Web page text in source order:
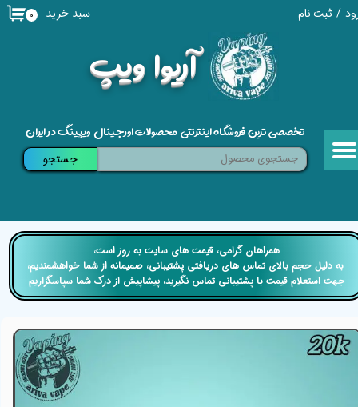
/ ثبت نام
حساب کاربری من
خروج از حساب کاربری
​آریوا ویپ
۰ سبد خرید
تخصصی ترین فروشگاه اینترنتی محصولات اورجینال ویپینگ در ایران
جستجو
​​همراهان گرامی، قیمت های سایت به روز است،
​​​​​​​ به دلیل حجم بالای تماس های دریافتی پشتیبانی، صمیمانه از شما خواهشمندیم،
جهت استعلام قیمت با پشتیبانی تماس نگیرید، پیشاپیش از درک شما سپاسگزاریم